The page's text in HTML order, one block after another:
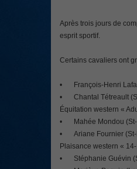
Après trois jours de
esprit sportif.
Certains cavaliers ont
•
François-Henri
•
Chantal Tétreault
Équitation western «
•
Mahée Mondou
•
Ariane Fournier
Plaisance western «
•
Stéphanie Guévin